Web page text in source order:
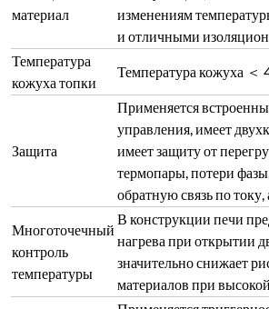
Безопасный
Выходное напряжение,
постоянное
петля является
внезапно
выходной ток
номинального
регулятора. В то же
ограничивая выходной
поддерживая
регулировки. Это
воздействия тока и
и высокую точность
Установлен
режимами